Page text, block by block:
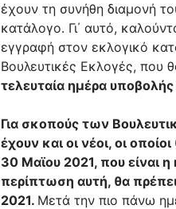
έχουν τη συνήθη διαμονή
κατάλογο. Γι΄ αυτό,
εγγραφή στον εκλογικό
Βουλευτικές Εκλογές, που
τελευταία ημέρα
Για σκοπούς των
έχουν και οι νέοι, οι
30 Μαϊου 2021, που είναι
περίπτωση αυτή, θα
2021. Μετά την πιο πάνω